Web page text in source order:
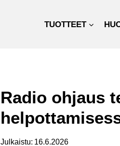
TUOTTEET
Radio ohjaus
Julkaistu: 16.6.2026